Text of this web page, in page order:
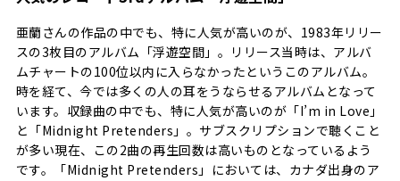
亜蘭さんの作品の中でも、特に人気が高いのが、1983年リリー
スの3枚目のアルバム「浮遊空間」。リリース当時は、アルバ
ムチャートの100位以内に入らなかったというこのアルバム。
時を経て、今では多くの人の耳をうならせるアルバムとなって
います。収録曲の中でも、特に人気が高いのが「I’m in Love」
と「Midnight Pretenders」。サブスクリプションで聴くこと
が多い現在、この2曲の再生回数は高いものとなっているよう
です。「Midnight Pretenders」においては、カナダ出身のア